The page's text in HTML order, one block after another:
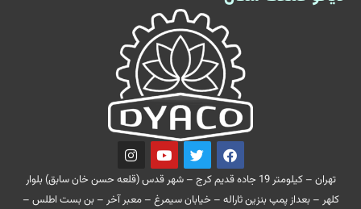
تهران – کیلومتر 19 جاده قدیم کرج – شهر قدس (قلعه حسن خان سابق) بلوار
کلهر – بعداز پمپ بنزین ثاراله – خیابان سیمرغ – معبر آخر – بن بست اطلس –